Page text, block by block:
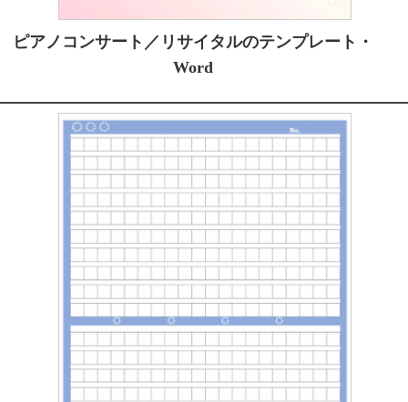
ピアノコンサート／リサイタルのテンプレート・
Word